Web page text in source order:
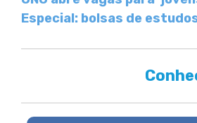
Especial: bolsas de